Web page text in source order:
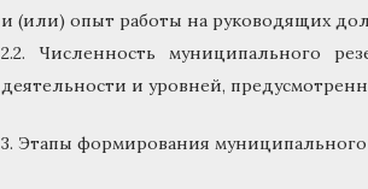
и (или) опыт работы на руководящих
2.2. Численность муниципального
деятельности и уровней,
3. Этапы формирования муниципального